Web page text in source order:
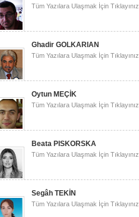
Tüm Yazılara Ulaşmak İçin Tıklayınız.
Ghadir GOLKARIAN
Tüm Yazılara Ulaşmak İçin Tıklayınız.
Oytun MEÇİK
Tüm Yazılara Ulaşmak İçin Tıklayınız.
Beata PISKORSKA
Tüm Yazılara Ulaşmak İçin Tıklayınız.
Segâh TEKİN
Tüm Yazılara Ulaşmak İçin Tıklayınız.